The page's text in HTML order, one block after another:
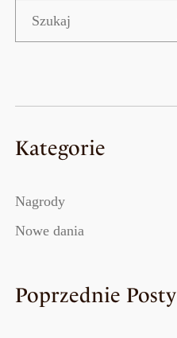
Kategorie
Nagrody
Nowe dania
Poprzednie Posty